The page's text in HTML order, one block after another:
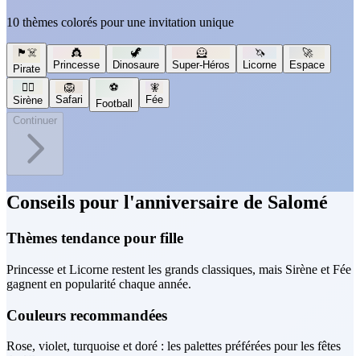
10 thèmes colorés pour une invitation unique
🏴‍☠️
Pirate
👸
Princesse
🦖
Dinosaure
🦸
Super-Héros
🦄
Licorne
🚀
Espace
🧜‍♀️
Sirène
🦁
Safari
⚽
Football
🧚
Fée
Continuer
Conseils pour l'anniversaire de Salomé
Thèmes tendance pour fille
Princesse et Licorne restent les grands classiques, mais Sirène et Fée
gagnent en popularité chaque année.
Couleurs recommandées
Rose, violet, turquoise et doré : les palettes préférées pour les fêtes